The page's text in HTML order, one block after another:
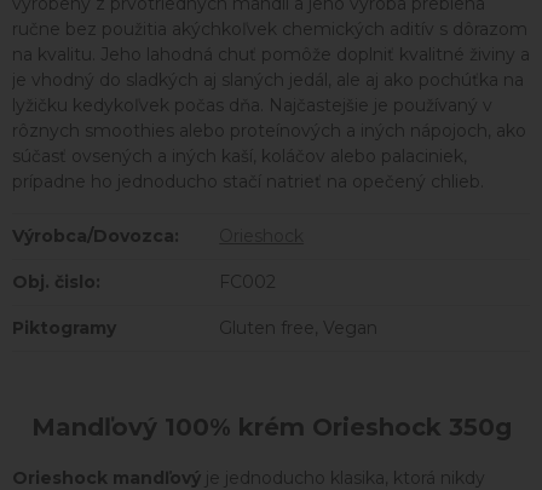
ručne bez použitia akýchkoľvek chemických aditív s dôrazom
na kvalitu. Jeho lahodná chuť pomôže doplniť kvalitné živiny a
je vhodný do sladkých aj slaných jedál, ale aj ako pochúťka na
lyžičku kedykoľvek počas dňa. Najčastejšie je používaný v
rôznych smoothies alebo proteínových a iných nápojoch, ako
súčasť ovsených a iných kaší, koláčov alebo palaciniek,
prípadne ho jednoducho stačí natrieť na opečený chlieb.
Výrobca/Dovozca:
Obj. čislo: FC002
Piktogramy Gluten free, Vegan
Mandľový 100% krém Orieshock 350g
Orieshock mandľový je jednoducho klasika, ktorá nikdy